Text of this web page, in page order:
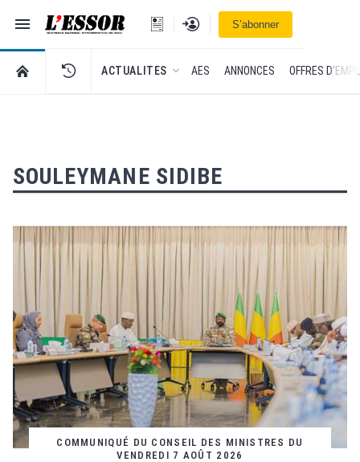
Navigation
L'Essor - retour à la une
Se connecterS’abonner
RETOUR À LA PAGE D’ACCUEIL DE L'ESSOR
ACTUALITES AES ANNONCES OFFRES
SOULEYMANE SIDIBE
COMMUNIQUÉ DU CONSEIL DES MINISTRES DU
VENDREDI 7 AOÛT 2026